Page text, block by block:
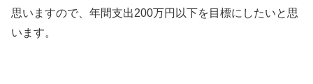
思いますので、年間支出200万円以下を目標にしたいと思
います。